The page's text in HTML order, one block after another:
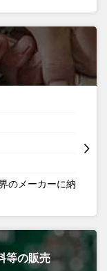
のメーカーに納
等の販売